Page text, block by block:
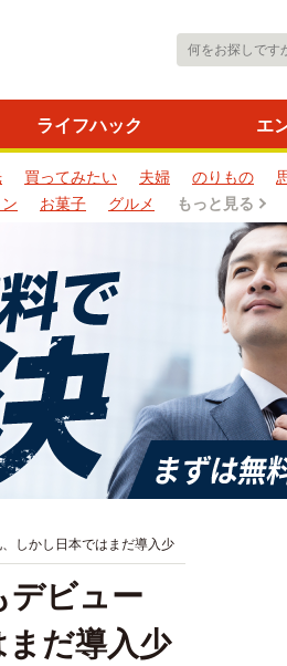
ライフハック エ
買ってみたい 夫婦 のりもの
お菓子 グルメ もっと見る
しかし日本ではまだ導入少
デビュー
だ導入少